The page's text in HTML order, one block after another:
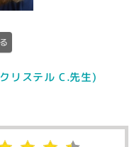
リステル C.先生)